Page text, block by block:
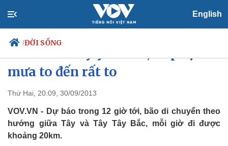
English
/ĐỜI SỐNG
Chính trị
Đảng
Tổ chức nhân sự
Quốc hội
Nhận diện sự thật
Tin 24h
Dự báo thời tiết
mưa to đến rất to
Thứ Hai, 20:09, 30/09/2013
VOV.VN - Dự báo trong 12 giờ tới, bão di chuyển theo
hướng giữa Tây và Tây Tây Bắc, mỗi giờ đi được
khoảng 20km.